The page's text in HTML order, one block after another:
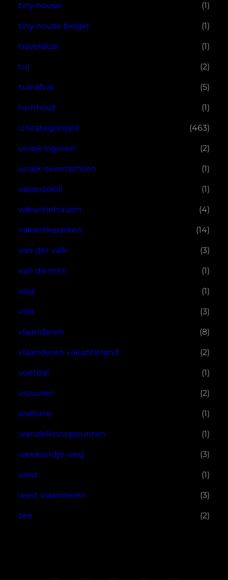
tiny house (1)
tiny house belgie (1)
traveldeal (1)
tui (2)
tuinafval (5)
turnhout (1)
Uncategorized (463)
uniek logeren (2)
uniek overnachten (1)
vacansoleil (1)
vakantiehuizen (4)
vakantieparken (14)
van der valk (3)
van diemen (1)
veja (1)
villa (3)
vlaanderen (8)
vlaanderen vakantieland (2)
voetbal (1)
vrouwen (2)
wallonie (1)
wandelknooppunten (1)
weekendje weg (3)
west (1)
west vlaanderen (3)
zee (2)